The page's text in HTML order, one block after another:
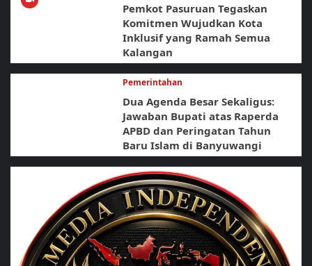
Pemkot Pasuruan Tegaskan
Komitmen Wujudkan Kota
Inklusif yang Ramah Semua
Kalangan
Pemerintahan
Dua Agenda Besar Sekaligus:
Jawaban Bupati atas Raperda
APBD dan Peringatan Tahun
Baru Islam di Banyuwangi